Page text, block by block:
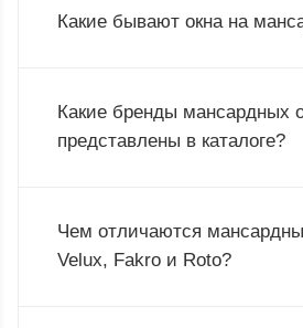
Какие бывают окна на
Какие бренды мансардных
представлены в каталоге?
Чем отличаются
Velux, Fakro и Roto?